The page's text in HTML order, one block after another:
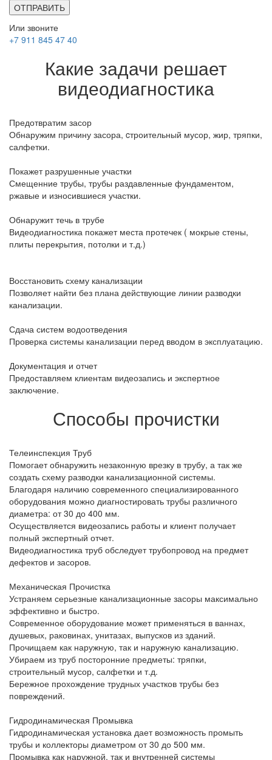
Или звоните
+7 911 845 47 40
Какие задачи решает
видеодиагностика
Предотвратим засор
Обнаружим причину засора, cтроительный мусор, жир, тряпки,
салфетки.
Покажет разрушенные участки
Смещенние трубы, трубы раздавленные фундаментом,
ржавые и износившиеся участки.
Обнаружит течь в трубе
Видеодиагностика покажет места протечек ( мокрые стены,
плиты перекрытия, потолки и т.д.)
Восстановить схему канализации
Позволяет найти без плана действующие линии разводки
канализации.
Сдача систем водоотведения
Проверка системы канализации перед вводом в эксплуатацию.
Документация и отчет
Предоставляем клиентам видеозапись и экспертное
заключение.
Способы прочистки
Телеинспекция Труб
Помогает обнаружить незаконную врезку в трубу, а так же
создать схему разводки канализационной системы.
Благодаря наличию современного специализированного
оборудования можно диагностировать трубы различного
диаметра: от 30 до 400 мм.
Осуществляется видеозапись работы и клиент получает
полный экспертный отчет.
Видеодиагностика труб обследует трубопровод на предмет
дефектов и засоров.
Механическая Прочистка
Устраняем серьезные канализационные засоры максимально
эффективно и быстро.
Современное оборудование может применяться в ваннах,
душевых, раковинах, унитазах, выпусков из зданий.
Прочищаем как наружную, так и наружную канализацию.
Убираем из труб посторонние предметы: тряпки,
строительный мусор, салфетки и т.д.
Бережное прохождение трудных участков трубы без
повреждений.
Гидродинамическая Промывка
Гидродинамическая установка дает возможность промыть
трубы и коллекторы диаметром от 30 до 500 мм.
Промывка как наружной, так и внутренней системы